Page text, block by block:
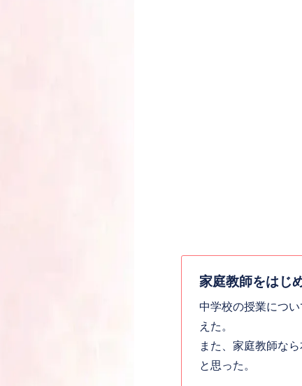
家庭教師をはじ
中学校の授業につ
えた。
また、家庭教師な
と思った。